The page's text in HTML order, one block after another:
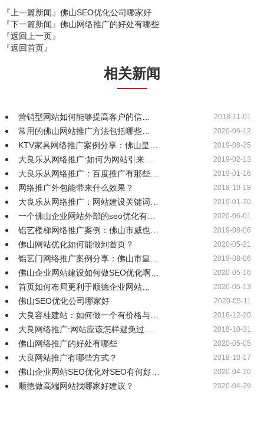
『上一篇新闻』佛山SEO优化公司哪家好
『下一篇新闻』佛山网络推广的好处有哪些
『返回上一页』
『返回首页』
相关新闻
营销型网站如何能够提高客户的信… 2018-11-01
常用的佛山网站推广方法包括哪些… 2020-06-12
KTV家具网络推广案例分享：佛山皇… 2019-08-25
大良乐从网络推广:如何为网站引来… 2019-02-13
大良乐从网络推广：百度推广有那些… 2019-01-16
网络推广外包能带来什么效果？ 2018-10-18
大良乐从网络推广：网站建设关键词… 2019-01-30
一个佛山企业网站外部的seo优化有… 2020-06-01
铝艺楼梯网络推广案例：佛山市威也… 2019-08-06
佛山网站优化如何能做到首页？ 2020-05-21
铝艺门网络推广案例分享：佛山市皇… 2019-08-06
佛山企业网站建设如何做SEO优化啊… 2020-05-16
首页如何布局更利于顺德企业网站… 2020-05-13
佛山SEO优化公司哪家好 2020-05-11
大良容桂建站：如何做一个有价格与… 2018-12-20
大良网络推广:网站应该怎样避免过… 2018-10-31
佛山网络推广的好处有哪些 2020-05-05
大良网站推广有哪些方式？ 2018-10-17
佛山企业网站SEO优化对SEO有何好… 2020-04-30
顺德做高端网站找哪家好建议？ 2020-04-29